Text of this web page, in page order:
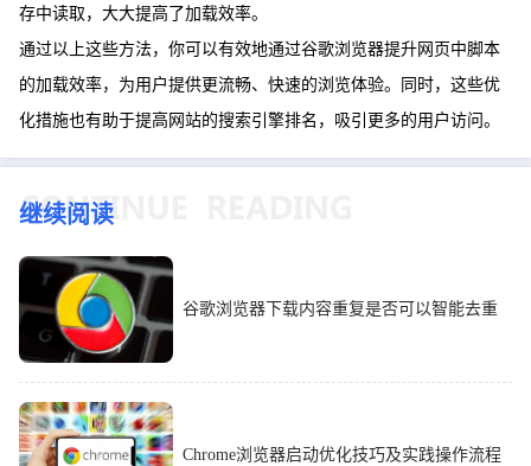
存中读取，大大提高了加载效率。
通过以上这些方法，你可以有效地通过谷歌浏览器提升网页中脚本
的加载效率，为用户提供更流畅、快速的浏览体验。同时，这些优
化措施也有助于提高网站的搜索引擎排名，吸引更多的用户访问。
继续阅读
谷歌浏览器下载内容重复是否可以智能去重
Chrome浏览器启动优化技巧及实践操作流程